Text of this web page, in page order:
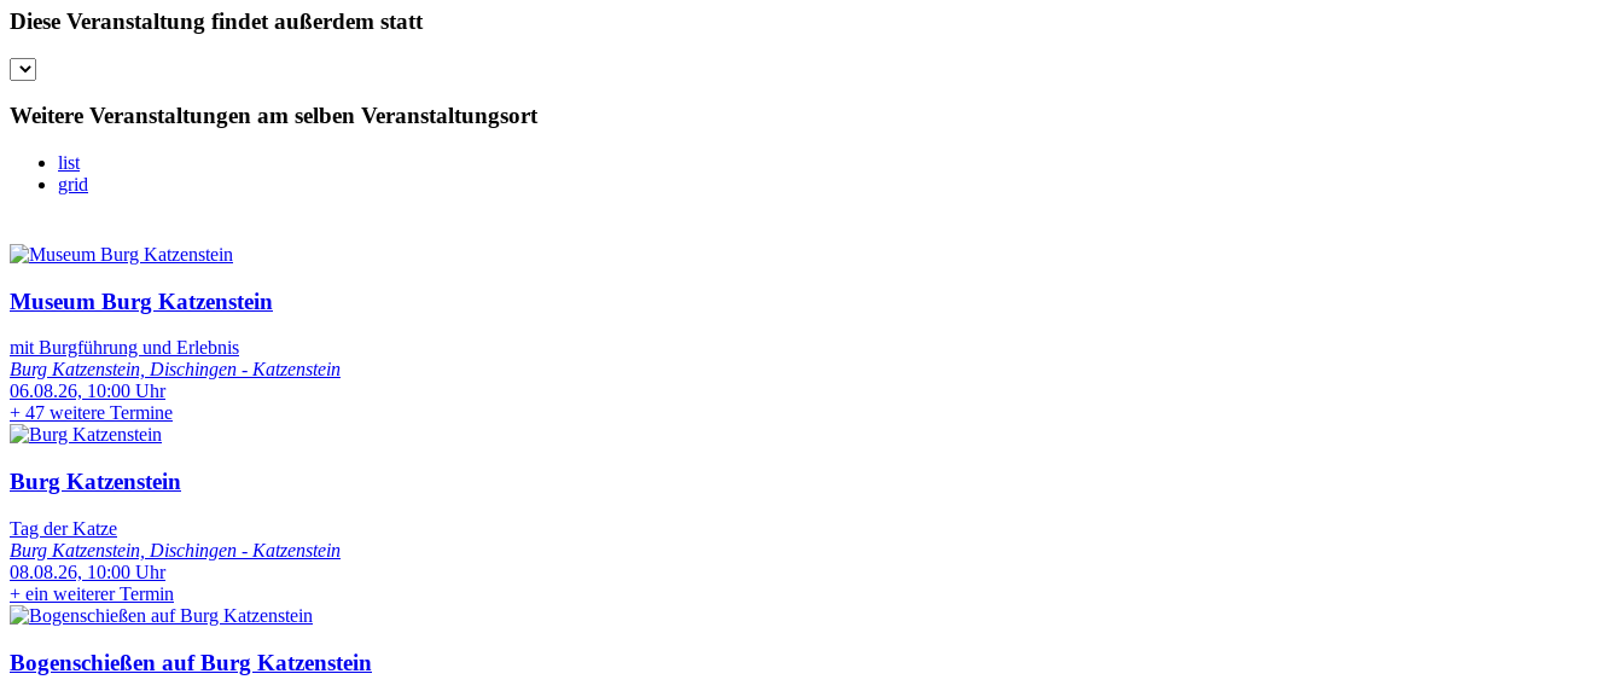
Diese Veranstaltung findet außerdem statt
Weitere Veranstaltungen am selben Veranstaltungsort
list
grid
Museum Burg Katzenstein
mit Burgführung und Erlebnis
Burg Katzenstein, Dischingen - Katzenstein
06.08.26, 10:00 Uhr
+ 47 weitere Termine
Burg Katzenstein
Tag der Katze
Burg Katzenstein, Dischingen - Katzenstein
08.08.26, 10:00 Uhr
+ ein weiterer Termin
Bogenschießen auf Burg Katzenstein